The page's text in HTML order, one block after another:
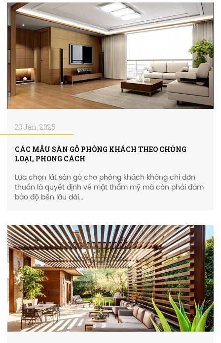
23 Jan, 2025
CÁC MẪU SÀN GỖ PHÒNG KHÁCH THEO CHỦNG
LOẠI, PHONG CÁCH
Lựa chọn lát sàn gỗ cho phòng khách không chỉ đơn
thuần là quyết định về mặt thẩm mỹ mà còn phải đảm
bảo độ bền lâu dài...